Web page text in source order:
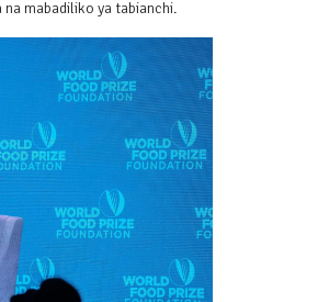
mabadiliko ya tabianchi.